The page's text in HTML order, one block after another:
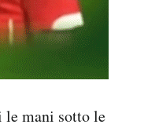
le mani sotto le